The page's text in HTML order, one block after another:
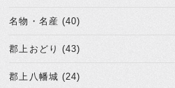
名物・名産 (40)
郡上おどり (43)
郡上八幡城 (24)